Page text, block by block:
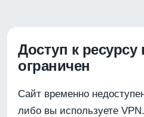
Доступ к
ограничен
Сайт временно
либо вы используете